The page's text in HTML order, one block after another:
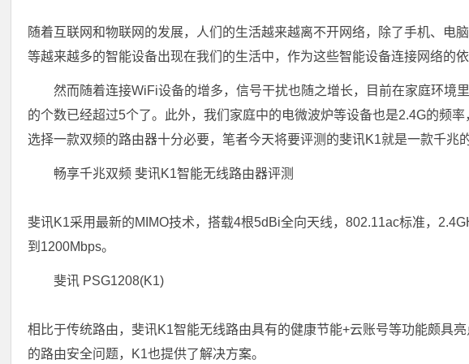
随着互联网和物联网的发展，人们的生活越来越离不开网络，除了手机、电
等越来越多的智能设备出现在我们的生活中，作为这些智能设备连接网络的
然而随着连接WiFi设备的增多，信号干扰也随之增长，目前在家庭环境
的个数已经超过5个了。此外，我们家庭中的电微波炉等设备也是2.4G的频
选择一款双频的路由器十分必要，笔者今天将要评测的斐讯K1就是一款千兆
畅享千兆双频 斐讯K1智能无线路由器评测
斐讯K1采用最新的MIMO技术，搭载4根5dBi全向天线，802.11ac标准，
到1200Mbps。
斐讯 PSG1208(K1)
相比于传统路由，斐讯K1智能无线路由具有的健康节能+云账号等功能颇具
的路由安全问题，K1也提供了解决方案。